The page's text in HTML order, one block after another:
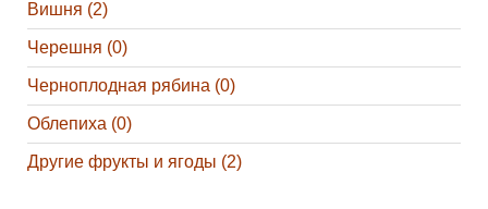
Вишня (2)
Черешня (0)
Черноплодная рябина (0)
Облепиха (0)
Другие фрукты и ягоды (2)